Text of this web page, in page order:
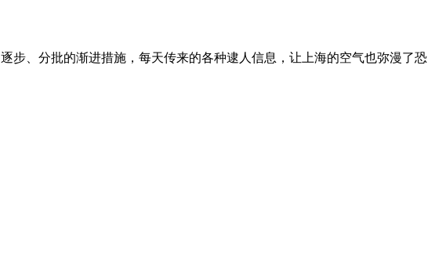
步、分批的渐进措施，每天传来的各种逮人信息，让上海的空气也弥漫了恐